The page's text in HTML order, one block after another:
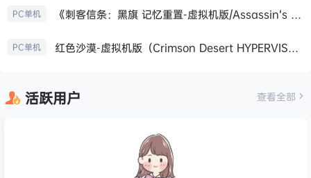
PC单机 《刺客信条：黑旗 记忆重置-虚拟机版/Assassin’s Creed Black Flag Resynced HYPERVISOR》免安装中文版
PC单机 红色沙漠-虚拟机版（Crimson Desert HYPERVISOR）免安装中文版
活跃用户 查看全部